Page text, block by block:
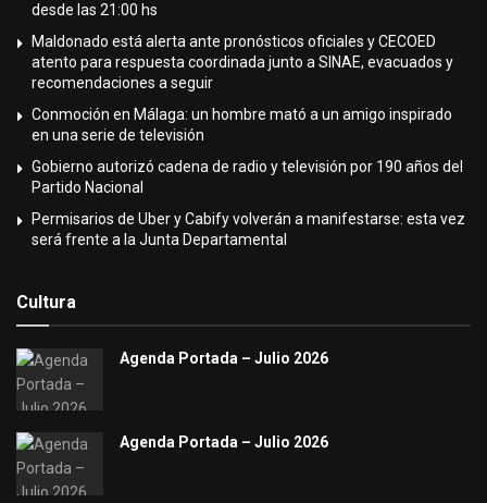
desde las 21:00 hs
Maldonado está alerta ante pronósticos oficiales y CECOED
atento para respuesta coordinada junto a SINAE, evacuados y
recomendaciones a seguir
Conmoción en Málaga: un hombre mató a un amigo inspirado
en una serie de televisión
Gobierno autorizó cadena de radio y televisión por 190 años del
Partido Nacional
Permisarios de Uber y Cabify volverán a manifestarse: esta vez
será frente a la Junta Departamental
Cultura
Agenda Portada – Julio 2026
Agenda Portada – Julio 2026